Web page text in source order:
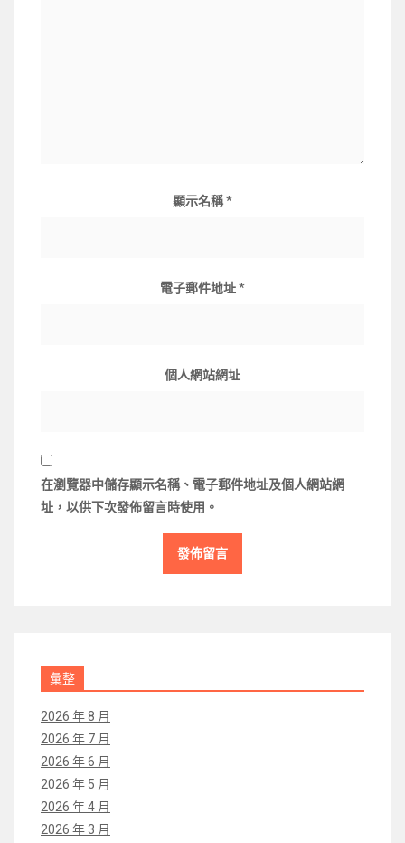
顯示名稱*
電子郵件地址*
個人網站網址
在瀏覽器中儲存顯示名稱、電子郵件地址及個人網站網
址，以供下次發佈留言時使用。
彙整
2026 年 8 月
2026 年 7 月
2026 年 6 月
2026 年 5 月
2026 年 4 月
2026 年 3 月